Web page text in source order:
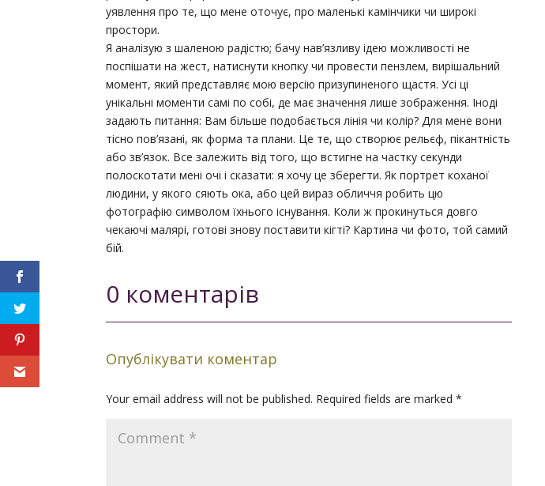
уявлення про те, що мене оточує, про маленькі камінчики чи широкі
простори.
Я аналізую з шаленою радістю; бачу нав’язливу ідею можливості не
поспішати на жест, натиснути кнопку чи провести пензлем, вирішальний
момент, який представляє мою версію призупиненого щастя. Усі ці
унікальні моменти самі по собі, де має значення лише зображення. Іноді
задають питання: Вам більше подобається лінія чи колір? Для мене вони
тісно пов’язані, як форма та плани. Це те, що створює рельєф, пікантність
або зв’язок. Все залежить від того, що встигне на частку секунди
полоскотати мені очі і сказати: я хочу це зберегти. Як портрет коханої
людини, у якого сяють ока, або цей вираз обличчя робить цю
фотографію символом їхнього існування. Коли ж прокинуться довго
чекаючі малярі, готові знову поставити кігті? Картина чи фото, той самий
бій.
0 коментарів
Опублікувати коментар
Your email address will not be published. Required fields are marked*